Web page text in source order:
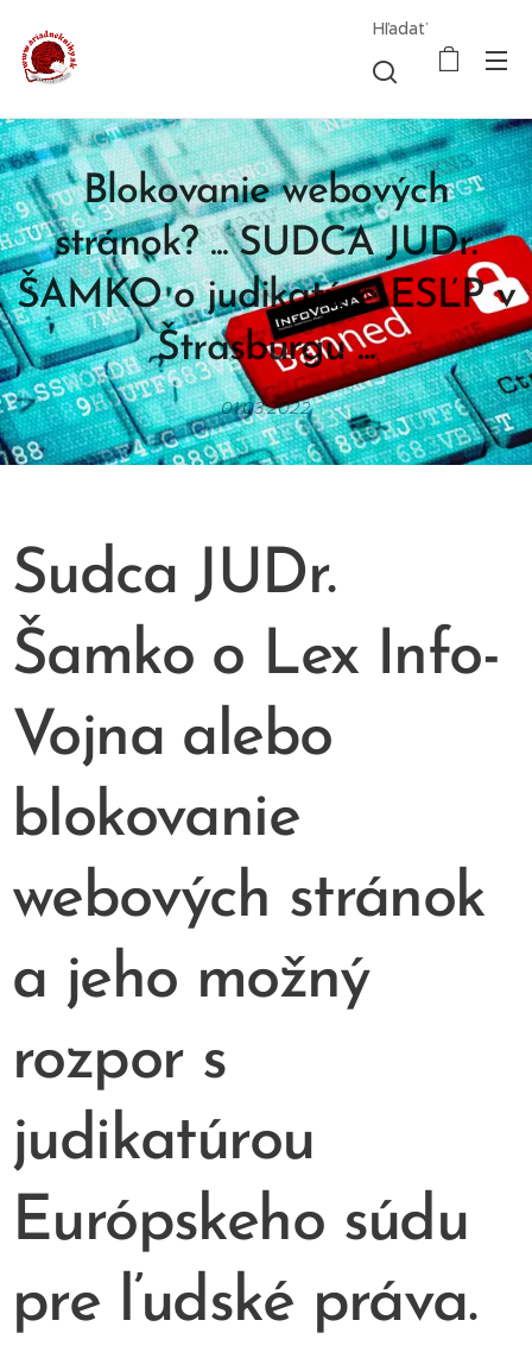
Hľadať
Blokovanie webových
stránok? ... SUDCA JUDr.
ŠAMKO o judikatúre ESĽP v
Štrasburgu ...
01.03.2022
Sudca JUDr.
Šamko o Lex In­fo­
Voj­na alebo
blokovanie
webových stránok
a jeho možný
rozpor s
judikatúrou
Európskeho súdu
pre ľudské práva.